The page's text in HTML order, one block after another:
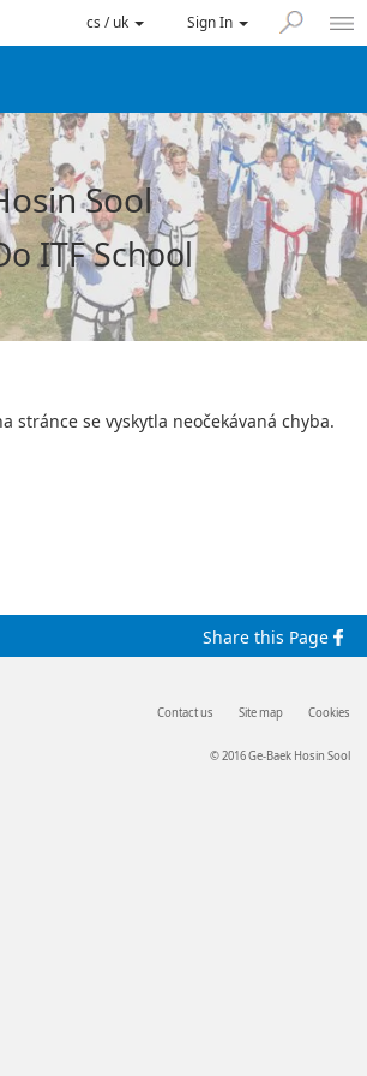
cs / uk Sign In
Sool
ITF School
stránce se vyskytla neočekávaná chyba.
Share this Page
Contact us Site map Cookies
© 2016 Ge-Baek Hosin Sool